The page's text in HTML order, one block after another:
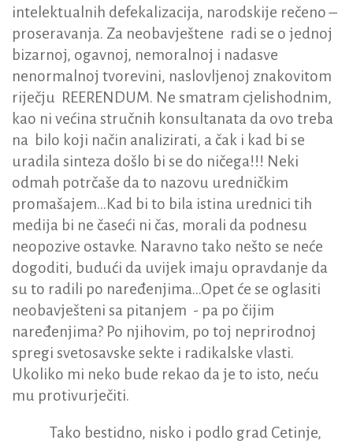
intelektualnih defekalizacija, narodskije rečeno –
proseravanja. Za neobavještene radi se o jednoj
bizarnoj, ogavnoj, nemoralnoj i nadasve
nenormalnoj tvorevini, naslovljenoj znakovitom
riječju REERENDUM. Ne smatram cjelishodnim,
kao ni većina stručnih konsultanata da ovo treba
na bilo koji način analizirati, a čak i kad bi se
uradila sinteza došlo bi se do ničega!!! Neki
odmah potrčaše da to nazovu uredničkim
promašajem…Kad bi to bila istina urednici tih
medija bi ne časeći ni čas, morali da podnesu
neopozive ostavke. Naravno tako nešto se neće
dogoditi, budući da uvijek imaju opravdanje da
su to radili po naređenjima…Opet će se oglasiti
neobavješteni sa pitanjem - pa po čijim
naređenjima? Po njihovim, po toj neprirodnoj
spregi svetosavske sekte i radikalske vlasti.
Ukoliko mi neko bude rekao da je to isto, neću
mu protivurječiti.
Tako bestidno, nisko i podlo grad Cetinje,